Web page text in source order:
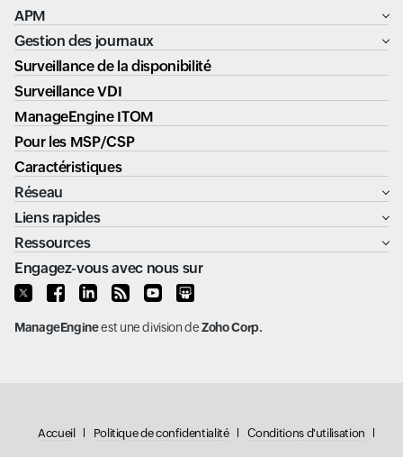
APM
Gestion des journaux
Surveillance de la disponibilité
Surveillance VDI
ManageEngine ITOM
Pour les MSP/CSP
Caractéristiques
Réseau
Liens rapides
Ressources
Engagez-vous avec nous sur
ManageEngineest une division deZoho Corp.
Accueil Politique de confidentialité Conditions d'utilisation